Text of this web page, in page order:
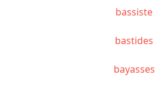
bassiste
bastides
bayasses